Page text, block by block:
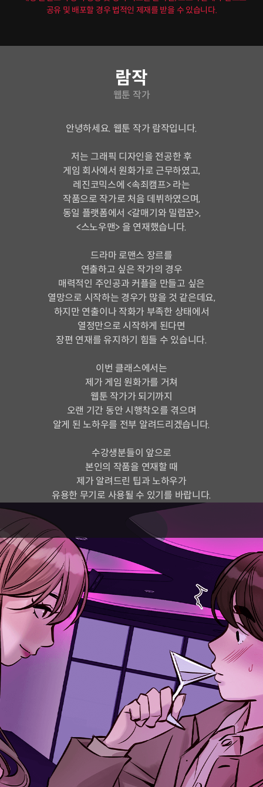
공유 및 배포할 경우 법적인 제재를 받을 수 있습니다.
람작
웹툰 작가
안녕하세요. 웹툰 작가 람작입니다.
저는 그래픽 디자인을 전공한 후
게임 회사에서 원화가로 근무하였고,
레진코믹스에 <속죄캠프> 라는
작품으로 작가로 처음 데뷔하였으며,
동일 플랫폼에서 <갈매기와 밀렵꾼>,
<스노우맨> 을 연재했습니다.
드라마 로맨스 장르를
연출하고 싶은 작가의 경우
매력적인 주인공과 커플을 만들고 싶은
열망으로 시작하는 경우가 많을 것 같은데요,
하지만 연출이나 작화가 부족한 상태에서
열정만으로 시작하게 된다면
장편 연재를 유지하기 힘들 수 있습니다.
이번 클래스에서는
제가 게임 원화가를 거쳐
웹툰 작가가 되기까지
오랜 기간 동안 시행착오를 겪으며
알게 된 노하우를 전부 알려드리겠습니다.
수강생분들이 앞으로
본인의 작품을 연재할 때
제가 알려드린 팁과 노하우가
유용한 무기로 사용될 수 있기를 바랍니다.
웹툰 작가 람작
현) 레진코믹스 웹툰작가
전) 일러스트레이터
-위메이드맥스 게임 원화가
-엔씨소프트 게임 원화가